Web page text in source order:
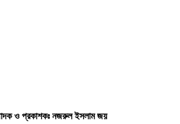
ও প্রকাশকঃ নজরুল ইসলাম জয়